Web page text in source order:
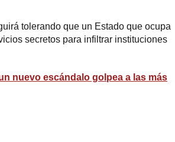
tolerando que un Estado que ocupa
secretos para infiltrar instituciones
nuevo escándalo golpea a las más